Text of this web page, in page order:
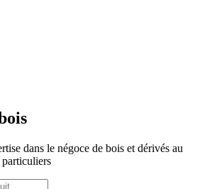
dans le négoce de bois et dérivés au
particuliers